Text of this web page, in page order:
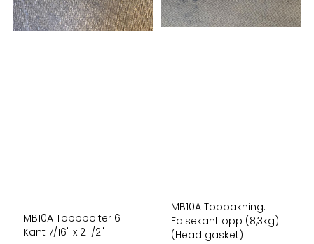
MB10A Toppbolter 6
Kant 7/16" x 2 1/2"
MB10A Toppakning.
Falsekant opp (8,3kg).
(Head gasket)